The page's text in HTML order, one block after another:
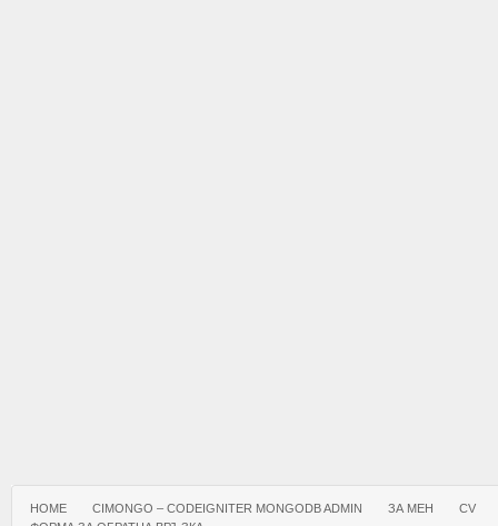
HOME CIMONGO – CODEIGNITER MONGODB ADMIN ЗА МЕН
CV